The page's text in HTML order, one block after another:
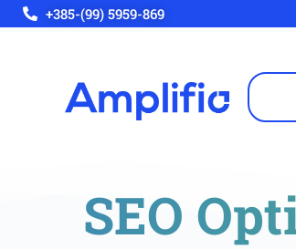
+385-(99) 5959-869
SEO